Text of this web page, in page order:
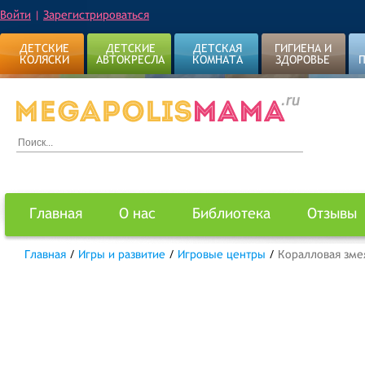
Войти | Зарегистрироваться
ДЕТСКИЕ
КОЛЯСКИ
ДЕТСКИЕ
АВТОКРЕСЛА
ДЕТСКАЯ
КОМНАТА
ГИГИЕНА И
ЗДОРОВЬЕ
Главная О нас Библиотека Отзывы
Главная / Игры и развитие / Игровые центры / Коралловая